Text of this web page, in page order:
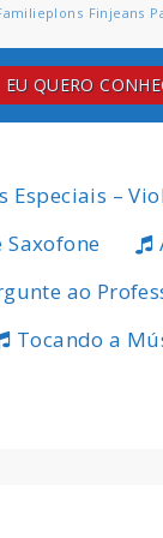
Finjeans
EU QUERO
Especiais –
Saxofone
ao
Tocando a